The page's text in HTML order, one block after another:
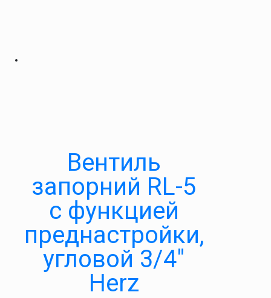
Вентиль
запорний RL-5
c функцией
преднастройки,
угловой 3/4″
Herz